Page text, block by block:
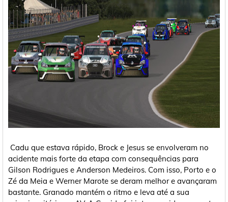
Cadu que estava rápido, Brock e Jesus se envolveram no
acidente mais forte da etapa com consequências para
Gilson Rodrigues e Anderson Medeiros. Com isso, Porto e o
Zé da Meia e Werner Marote se deram melhor e avançaram
bastante. Granado mantém o ritmo e leva até a sua